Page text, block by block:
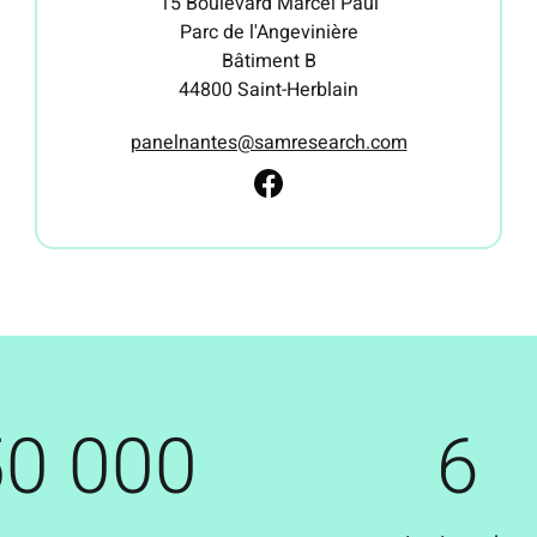
Parc de l'Angevinière
Bâtiment B
44800 Saint-Herblain
panelnantes@samresearch.com
000 6